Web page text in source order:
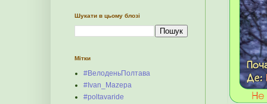
Шукати в цьому блозі
Мітки
#ВелоденьПолтава
#Ivan_Mazepa
#poltavaride